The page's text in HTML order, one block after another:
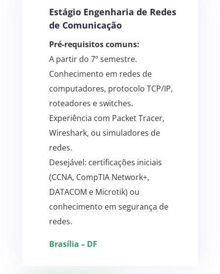
Estágio Engenharia de Redes
de Comunicação
Pré-requisitos comuns:
A partir do 7º semestre.
Conhecimento em redes de
computadores, protocolo TCP/IP,
roteadores e switches.
Experiência com Packet Tracer,
Wireshark, ou simuladores de
redes.
Desejável: certificações iniciais
(CCNA, CompTIA Network+,
DATACOM e Microtik) ou
conhecimento em segurança de
redes.
Brasília – DF